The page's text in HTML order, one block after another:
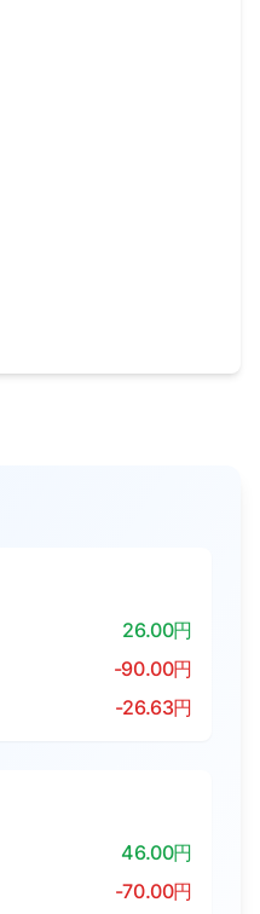
26.00円
-90.00円
-26.63円
46.00円
-70.00円